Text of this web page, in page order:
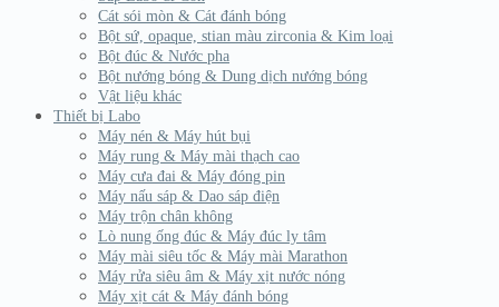
Cát sói mòn & Cát đánh bóng
Bột sứ, opaque, stian màu zirconia & Kim loại
Bột đúc & Nước pha
Bột nướng bóng & Dung dịch nướng bóng
Vật liệu khác
Thiết bị Labo
Máy nén & Máy hút bụi
Máy rung & Máy mài thạch cao
Máy cưa đai & Máy đóng pin
Máy nấu sáp & Dao sáp điện
Máy trộn chân không
Lò nung ống đúc & Máy đúc ly tâm
Máy mài siêu tốc & Máy mài Marathon
Máy rửa siêu âm & Máy xịt nước nóng
Máy xịt cát & Máy đánh bóng